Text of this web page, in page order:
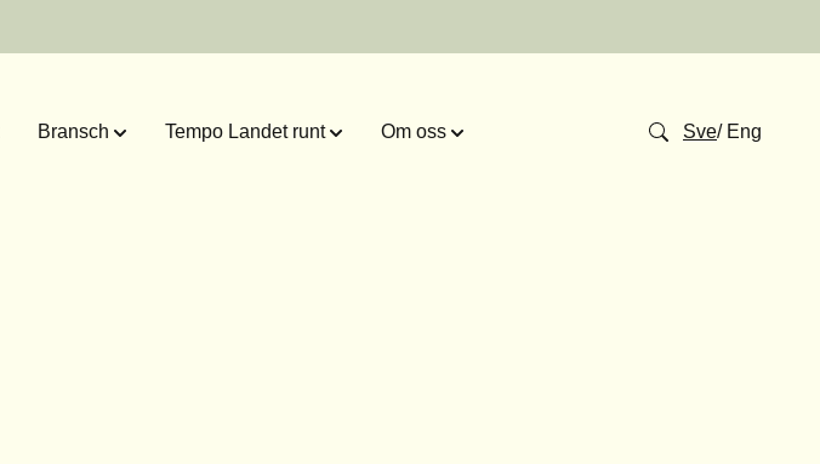
Sve/ Eng
Bransch Tempo Landet runt Om oss